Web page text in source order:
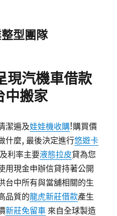
型團隊
現汽機車借款
中搬家
潔遍及娃娃機收購!購買價
什麼, 最後決定進行悠遊卡
利率主要液態拉皮貸為您
用現金申辦信貸持著公開
台中所有與當舖相關的生
品質的龍虎新莊借款產生
新莊免留車 來自全球製造